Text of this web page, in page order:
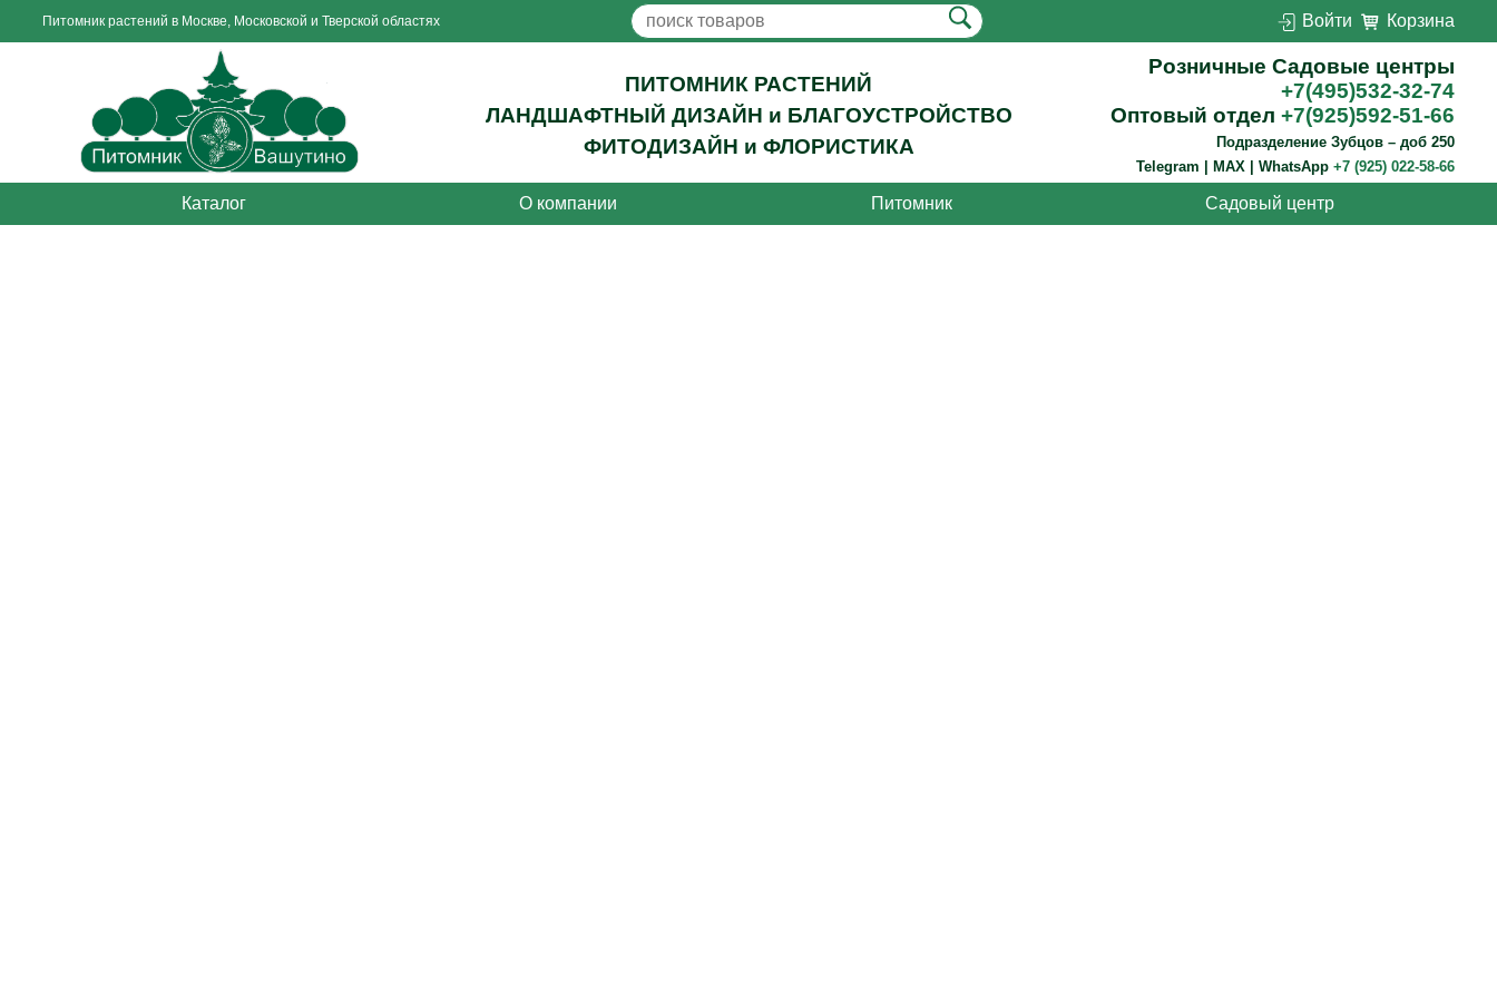
Питомник растений в Москве, Московской и Тверской областях Войти Корзина
ПИТОМНИК РАСТЕНИЙ
ЛАНДШАФТНЫЙ ДИЗАЙН и БЛАГОУСТРОЙСТВО
ФИТОДИЗАЙН и ФЛОРИСТИКА
Розничные Садовые центры
+7(495)532-32-74
Оптовый отдел +7(925)592-51-66
Подразделение Зубцов – доб 250
Telegram | MAX | WhatsApp +7 (925) 022-58-66
Каталог О компании Питомник Садовый центр